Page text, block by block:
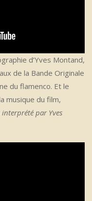
d’Yves Montand,
de la Bande Originale
du flamenco. Et le
musique du film,
interprété par Yves